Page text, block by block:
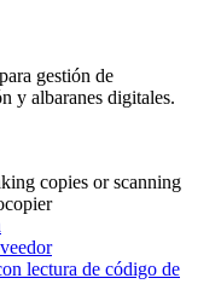
lectura de código de